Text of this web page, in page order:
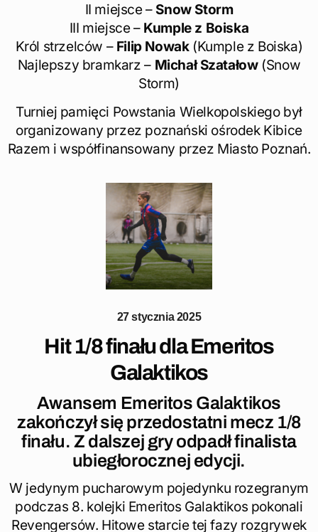
II miejsce –Snow Storm
III miejsce – Kumple z Boiska
Król strzelców – Filip Nowak (Kumple z Boiska)
Najlepszy bramkarz – Michał Szatałow(Snow
Storm)
Turniej pamięci Powstania Wielkopolskiego był
organizowany przez poznański ośrodek Kibice
Razem i współfinansowany przez Miasto Poznań.
27 stycznia 2025
Hit 1/8 finału dla Emeritos
Galaktikos
Awansem Emeritos Galaktikos
zakończył się przedostatni mecz 1/8
finału. Z dalszej gry odpadł finalista
ubiegłorocznej edycji.
W jedynym pucharowym pojedynku rozegranym
podczas 8. kolejki Emeritos Galaktikos pokonali
Revengersów. Hitowe starcie tej fazy rozgrywek